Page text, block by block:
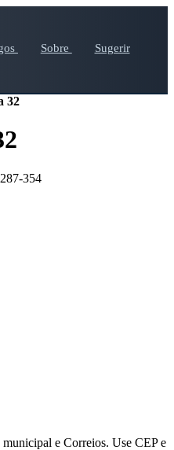
Sobre
Sugerir
32
354
e Correios. Use CEP e